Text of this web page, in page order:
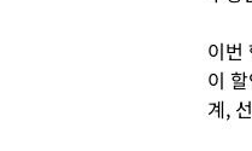
이번
이
계,